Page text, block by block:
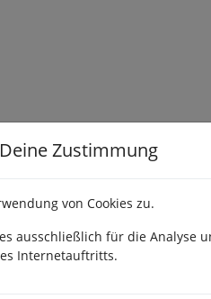
Zustimmung
von Cookies zu.
ausschließlich für die Analyse
Internetauftritts.